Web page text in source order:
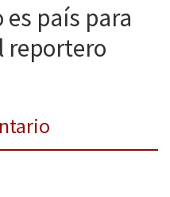
es país para
reportero